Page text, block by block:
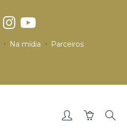
Na mídia Parceiros